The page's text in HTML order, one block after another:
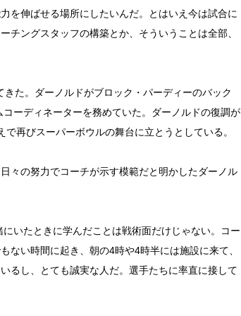
を伸ばせる場所にしたいんだ。とはいえ今は試合に
チングスタッフの構築とか、そういうことは全部、
た。ダーノルドがブロック・パーディーのバック
ーディネーターを務めていた。ダーノルドの復調が
再びスーパーボウルの舞台に立とうとしている。
々の努力でコーチが示す模範だと明かしたダーノル
いたときに学んだことは戦術面だけじゃない。コー
ない時間に起き、朝の4時や4時半には施設に来て、
るし、とても誠実な人だ。選手たちに率直に接して